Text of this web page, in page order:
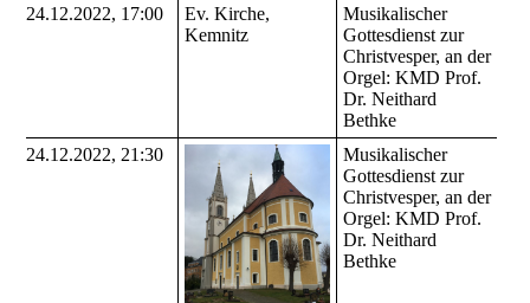
24.12.2022, 17:00
Ev. Kirche,
Kemnitz
Musikalischer
Gottesdienst zur
Christvesper, an der
Orgel: KMD Prof.
Dr. Neithard
Bethke
24.12.2022, 21:30
Musikalischer
Gottesdienst zur
Christvesper, an der
Orgel: KMD Prof.
Dr. Neithard
Bethke